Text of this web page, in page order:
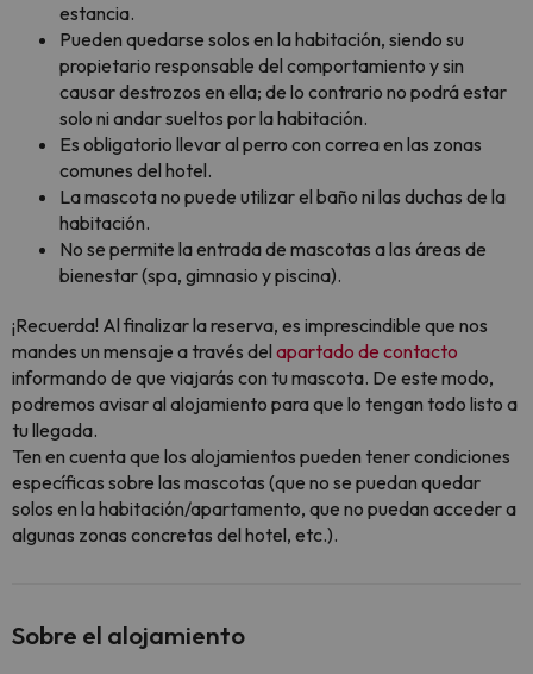
estancia.
Pueden quedarse solos en la habitación, siendo su
propietario responsable del comportamiento y sin
causar destrozos en ella; de lo contrario no podrá estar
solo ni andar sueltos por la habitación.
Es obligatorio llevar al perro con correa en las zonas
comunes del hotel.
La mascota no puede utilizar el baño ni las duchas de la
habitación.
No se permite la entrada de mascotas a las áreas de
bienestar (spa, gimnasio y piscina).
¡Recuerda! Al finalizar la reserva, es imprescindible que nos
mandes un mensaje a través del apartado de contacto
informando de que viajarás con tu mascota. De este modo,
podremos avisar al alojamiento para que lo tengan todo listo a
tu llegada.
Ten en cuenta que los alojamientos pueden tener condiciones
específicas sobre las mascotas (que no se puedan quedar
solos en la habitación/apartamento, que no puedan acceder a
algunas zonas concretas del hotel, etc.).
Sobre el alojamiento